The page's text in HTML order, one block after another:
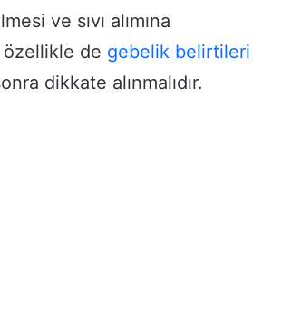
ve sıvı alımına
de gebelik belirtileri
dikkate alınmalıdır.